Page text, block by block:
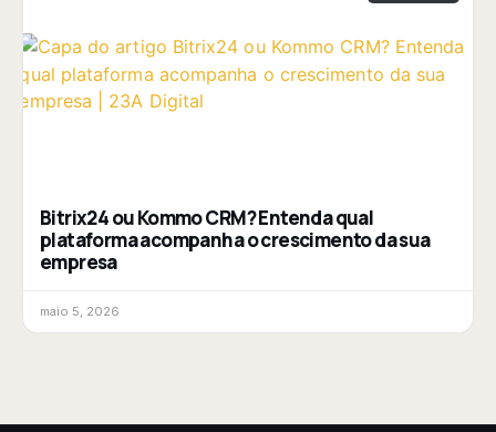
Bitrix24 ou Kommo CRM? Entenda qual
plataforma acompanha o crescimento da sua
empresa
maio 5, 2026